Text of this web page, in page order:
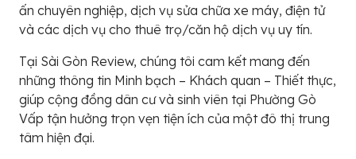
ấn chuyên nghiệp, dịch vụ sửa chữa xe máy, điện tử
và các dịch vụ cho thuê trọ/căn hộ dịch vụ uy tín.
Tại Sài Gòn Review, chúng tôi cam kết mang đến
những thông tin Minh bạch – Khách quan – Thiết thực,
giúp cộng đồng dân cư và sinh viên tại Phường Gò
Vấp tận hưởng trọn vẹn tiện ích của một đô thị trung
tâm hiện đại.